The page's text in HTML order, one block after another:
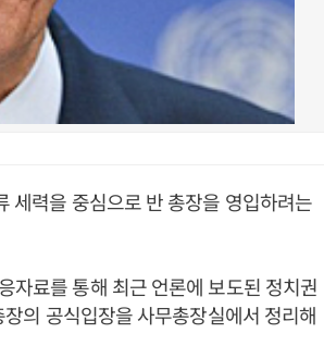
세력을 중심으로 반 총장을 영입하려는
자료를 통해 최근 언론에 보도된 정치권
의 공식입장을 사무총장실에서 정리해